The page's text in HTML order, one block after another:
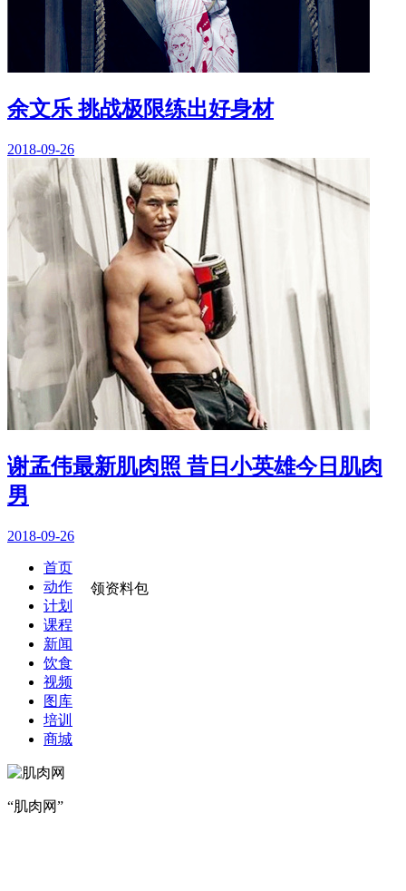
余文乐 挑战极限练出好身材
2018-09-26
谢孟伟最新肌肉照 昔日小英雄今日肌肉
男
2018-09-26
领资料包
首页
动作
计划
课程
新闻
饮食
视频
图库
培训
商城
“肌肉网”